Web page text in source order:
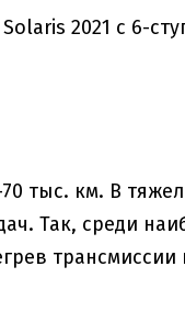
2021 с 6-
тыс. км. В
Так, среди
трансмиссии